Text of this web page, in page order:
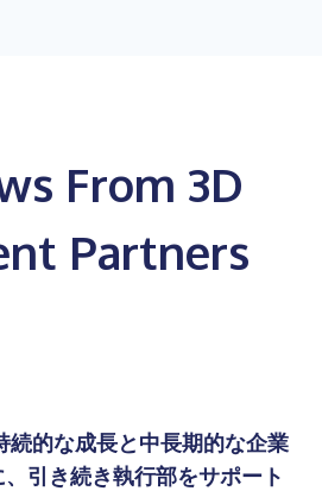
From 3D
Partners
続的な成長と中長期的な企業
引き続き執行部をサポート